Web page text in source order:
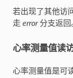
若出现了其他访
走 error分支返回
心率测量值读
心率测量值是可